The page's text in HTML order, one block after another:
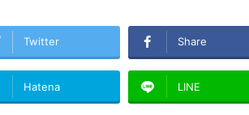
Twitter Share
Hatena LINE